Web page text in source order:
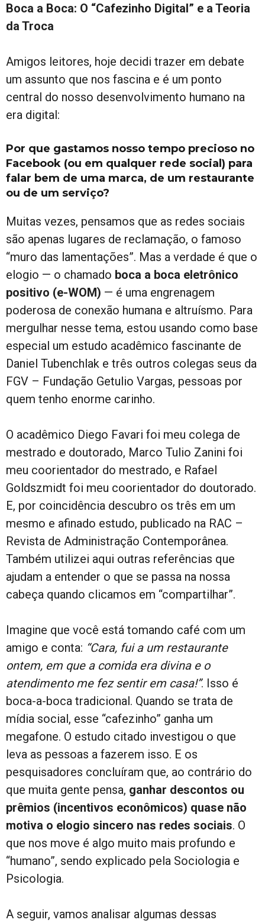
Boca a Boca: O “Cafezinho Digital” e a Teoria
da Troca
Amigos leitores, hoje decidi trazer em debate
um assunto que nos fascina e é um ponto
central do nosso desenvolvimento humano na
era digital:
Por que gastamos nosso tempo precioso no
Facebook (ou em qualquer rede social) para
falar bem de uma marca, de um restaurante
ou de um serviço?
Muitas vezes, pensamos que as redes sociais
são apenas lugares de reclamação, o famoso
“muro das lamentações”. Mas a verdade é que o
elogio — o chamado boca a boca eletrônico
positivo (e-WOM) — é uma engrenagem
poderosa de conexão humana e altruísmo. Para
mergulhar nesse tema, estou usando como base
especial um estudo acadêmico fascinante de
Daniel Tubenchlak e três outros colegas seus da
FGV – Fundação Getulio Vargas, pessoas por
quem tenho enorme carinho.
O acadêmico Diego Favari foi meu colega de
mestrado e doutorado, Marco Tulio Zanini foi
meu coorientador do mestrado, e Rafael
Goldszmidt foi meu coorientador do doutorado.
E, por coincidência descubro os três em um
mesmo e afinado estudo, publicado na RAC –
Revista de Administração Contemporânea.
Também utilizei aqui outras referências que
ajudam a entender o que se passa na nossa
cabeça quando clicamos em “compartilhar”.
Imagine que você está tomando café com um
amigo e conta: “Cara, fui a um restaurante
ontem, em que a comida era divina e o
atendimento me fez sentir em casa!”. Isso é
boca-a-boca tradicional. Quando se trata de
mídia social, esse “cafezinho” ganha um
megafone. O estudo citado investigou o que
leva as pessoas a fazerem isso. E os
pesquisadores concluíram que, ao contrário do
que muita gente pensa, ganhar descontos ou
prêmios (incentivos econômicos) quase não
motiva o elogio sincero nas redes sociais. O
que nos move é algo muito mais profundo e
“humano”, sendo explicado pela Sociologia e
Psicologia.
A seguir, vamos analisar algumas dessas